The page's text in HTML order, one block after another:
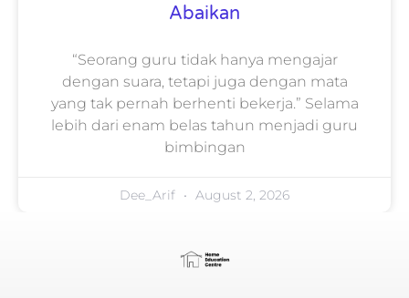
Abaikan
“Seorang guru tidak hanya mengajar
dengan suara, tetapi juga dengan mata
yang tak pernah berhenti bekerja.” Selama
lebih dari enam belas tahun menjadi guru
bimbingan
Dee_Arif August 2, 2026